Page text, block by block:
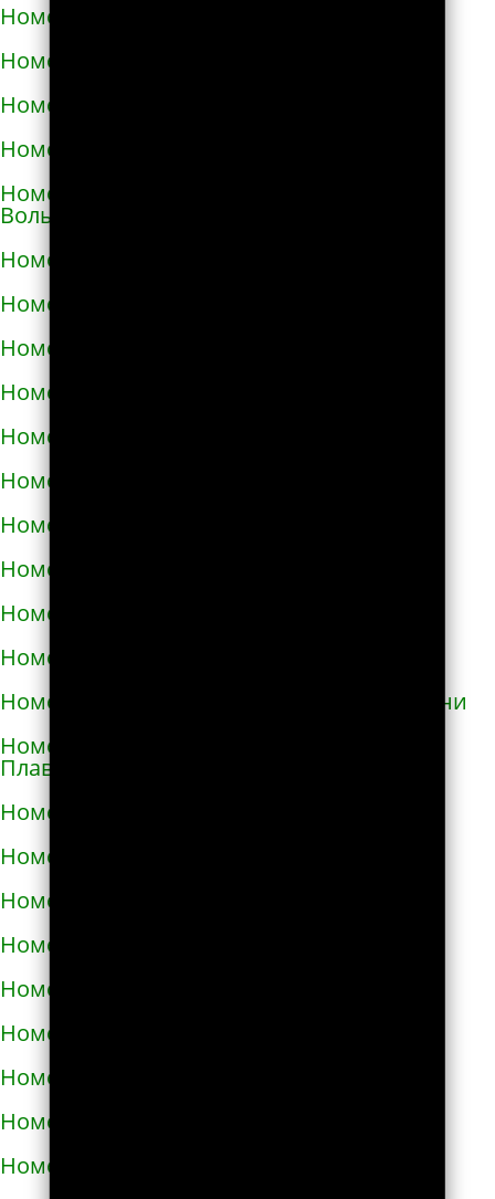
Номера телефонов такси в Винниках
Номера телефонов такси в Виннице
Номера телефонов такси в Виноградове
Номера телефонов такси в Вишнёвом
Номера телефонов такси во Владимире-
Волынском
Номера телефонов такси в Вознесенске
Номера телефонов такси в Волочиске
Номера телефонов такси в Вольногорске
Номера телефонов такси в Вольнянске
Номера телефонов такси в Вышгороде
Номера телефонов такси в Гайвороне
Номера телефонов такси в Гайсине
Номера телефонов такси в Геническе
Номера телефонов такси в Глухове
Номера телефонов такси в Гнивани
Номера телефонов такси в Голой Пристани
Номера телефонов такси в Горишних
Плавнях
Номера телефонов такси в Городище
Номера телефонов такси в Городке
Номера телефонов такси в Городке
Номера телефонов такси в Гостомеле
Номера телефонов такси в Гребёнке
Номера телефонов такси в Дергачах
Номера телефонов такси в Днепре
Номера телефонов такси в Долине
Номера телефонов такси в Дрогобыче